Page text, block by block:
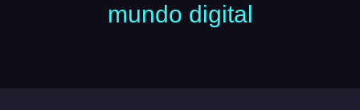
mundo digital